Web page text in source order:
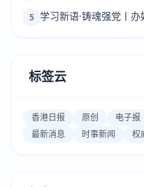
5 学习新语·铸魂强党丨
标签云
香港日报 原创 电子报
最新消息
时事新闻 权